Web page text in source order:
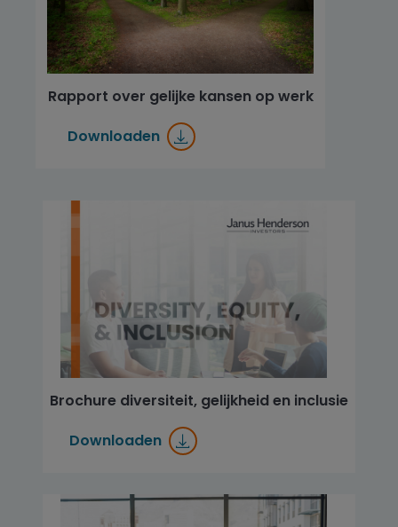
Rapport over gelijke kansen op werk
Downloaden
Brochure diversiteit, gelijkheid en inclusie
Downloaden